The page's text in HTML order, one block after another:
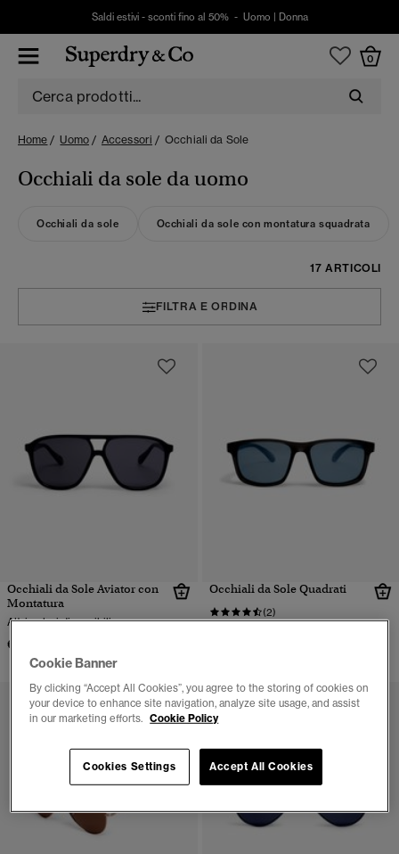
Saldi estivi - sconti fino al 50% - Uomo Donna
0
Home Uomo Accessori Occhiali da Sole
Occhiali da sole da uomo
Occhiali da sole Occhiali da sole con montatura squadrata
17 ARTICOLI
FILTRA E ORDINA
Occhiali da Sole Aviator con
Montatura
Altri colori disponibili
€ 74,99
Occhiali da Sole Quadrati
(2)
Cookie Banner
By clicking “Accept All Cookies”, you agree to the storing of cookies on
your device to enhance site navigation, analyze site usage, and assist
in our marketing efforts. Cookie Policy
Cookies Settings Accept All Cookies